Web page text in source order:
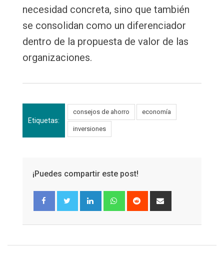
necesidad concreta, sino que también
se consolidan como un diferenciador
dentro de la propuesta de valor de las
organizaciones.
Etiquetas:
consejos de ahorro economía
inversiones
¡Puedes compartir este post!
LinkedInWhatsapp
Reddit
via